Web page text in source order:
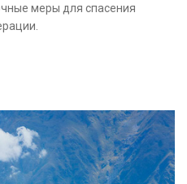
меры для спасения